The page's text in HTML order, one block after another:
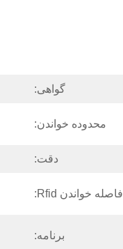
گواهی:
محدوده خواندن:
دقت:
فاصله خواندن Rfid:
برنامه: